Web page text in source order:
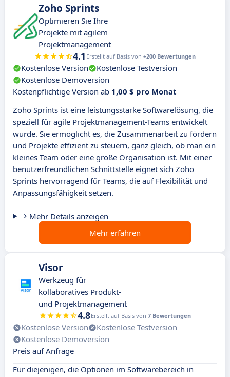
Zoho Sprints
Optimieren Sie Ihre
Projekte mit agilem
Projektmanagement
4.1 Erstellt auf Basis von +200 Bewertungen
Kostenlose Version
Kostenlose Testversion
Kostenlose Demoversion
Kostenpflichtige Version ab 1,00 $ pro Monat
Zoho Sprints ist eine leistungsstarke Softwarelösung, die
speziell für agile Projektmanagement-Teams entwickelt
wurde. Sie ermöglicht es, die Zusammenarbeit zu fördern
und Projekte effizient zu steuern, ganz gleich, ob man ein
kleines Team oder eine große Organisation ist. Mit einer
benutzerfreundlichen Schnittstelle eignet sich Zoho
Sprints hervorragend für Teams, die auf Flexibilität und
Anpassungsfähigkeit setzen.
Mehr Details anzeigen
Mehr erfahren
Visor
Werkzeug für
kollaboratives Produkt-
und Projektmanagement
4.8Erstellt auf Basis von 7 Bewertungen
Kostenlose Version
Kostenlose Testversion
Kostenlose Demoversion
Preis auf Anfrage
Für diejenigen, die Optionen im Softwarebereich in